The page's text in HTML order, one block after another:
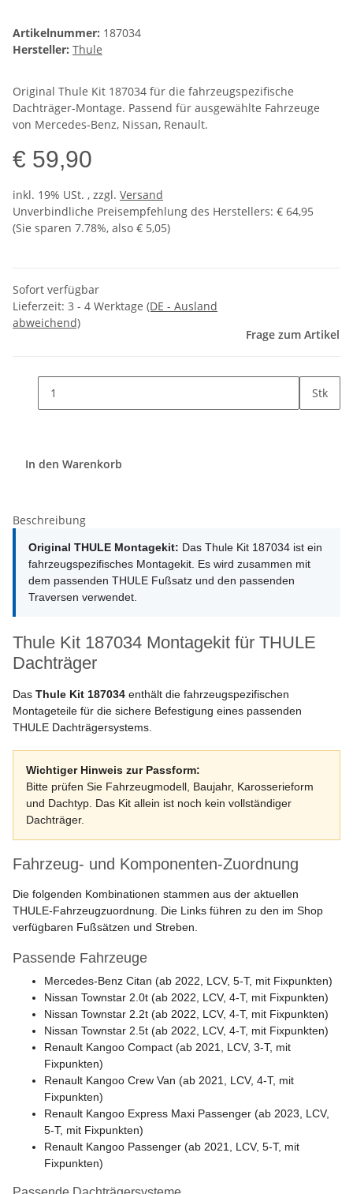
Artikelnummer: 187034
Hersteller: Thule
Original Thule Kit 187034 für die fahrzeugspezifische
Dachträger-Montage. Passend für ausgewählte Fahrzeuge
von Mercedes-Benz, Nissan, Renault.
€ 59,90
inkl. 19% USt. , zzgl. Versand
Unverbindliche Preisempfehlung des Herstellers: € 64,95
(Sie sparen 7.78%, also € 5,05)
Sofort verfügbar
Lieferzeit: 3 - 4 Werktage (DE - Ausland
abweichend)
Frage zum Artikel
Stk
In den Warenkorb
Beschreibung
Original THULE Montagekit: Das Thule Kit 187034 ist ein
fahrzeugspezifisches Montagekit. Es wird zusammen mit
dem passenden THULE Fußsatz und den passenden
Traversen verwendet.
Thule Kit 187034 Montagekit für THULE
Dachträger
Das Thule Kit 187034 enthält die fahrzeugspezifischen
Montageteile für die sichere Befestigung eines passenden
THULE Dachträgersystems.
Wichtiger Hinweis zur Passform:
Bitte prüfen Sie Fahrzeugmodell, Baujahr, Karosserieform
und Dachtyp. Das Kit allein ist noch kein vollständiger
Dachträger.
Fahrzeug- und Komponenten-Zuordnung
Die folgenden Kombinationen stammen aus der aktuellen
THULE-Fahrzeugzuordnung. Die Links führen zu den im Shop
verfügbaren Fußsätzen und Streben.
Passende Fahrzeuge
Mercedes-Benz Citan (ab 2022, LCV, 5-T, mit Fixpunkten)
Nissan Townstar 2.0t (ab 2022, LCV, 4-T, mit Fixpunkten)
Nissan Townstar 2.2t (ab 2022, LCV, 4-T, mit Fixpunkten)
Nissan Townstar 2.5t (ab 2022, LCV, 4-T, mit Fixpunkten)
Renault Kangoo Compact (ab 2021, LCV, 3-T, mit
Fixpunkten)
Renault Kangoo Crew Van (ab 2021, LCV, 4-T, mit
Fixpunkten)
Renault Kangoo Express Maxi Passenger (ab 2023, LCV,
5-T, mit Fixpunkten)
Renault Kangoo Passenger (ab 2021, LCV, 5-T, mit
Fixpunkten)